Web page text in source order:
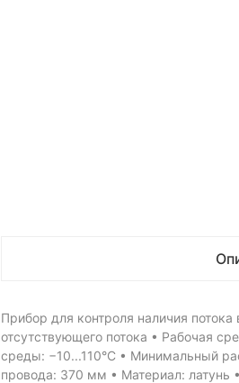
Прибор для контроля наличия
отсутствующего потока • Рабочая
среды: −10...110°С • Минимальный
провода: 370 мм • Материал: латунь